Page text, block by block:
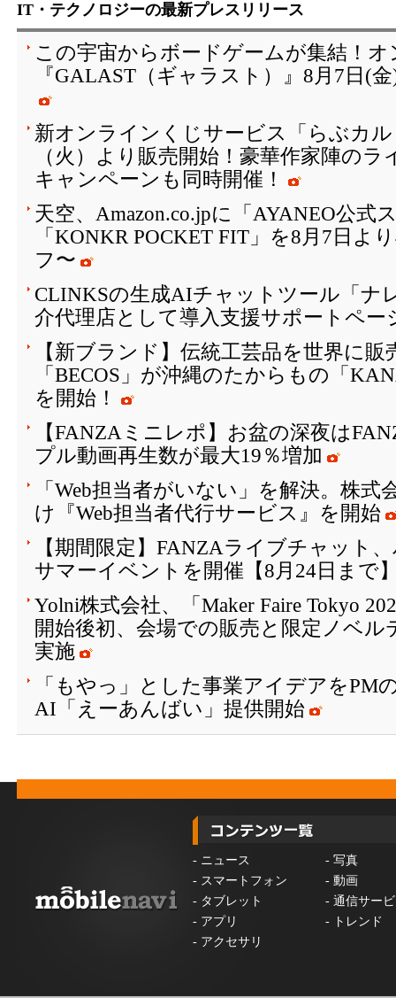
IT・テクノロジーの最新プレスリリース
この宇宙からボードゲームが集結！
『GALAST（ギャラスト）』8月7日(
新オンラインくじサービス「らぶカ
（火）より販売開始！豪華作家陣の
キャンペーンも同時開催！
天空、Amazon.co.jpに「AYANEO公式
「KONKR POCKET FIT」を8月7日よ
フ〜
CLINKSの生成AIチャットツール「ナ
介代理店として導入支援サポートペー
【新ブランド】伝統工芸品を世界に販
「BECOS」が沖縄のたからもの「
を開始！
【FANZAミニレポ】お盆の深夜は
プル動画再生数が最大19％増加
「Web担当者がいない」を解決。株式
け『Web担当者代行サービス』を開始
【期間限定】FANZAライブチャット
サマーイベントを開催【8月24日まで
Yolni株式会社、「Maker Faire Tokyo
開始後初、会場での販売と限定ノベ
実施
「もやっ」とした事業アイデアをPM
AI「えーあんばい」提供開始
- ニュース - 写真
- スマートフォン - 動画
- タブレット - 通信サー
- アプリ -
トレンド
- アクセサリ